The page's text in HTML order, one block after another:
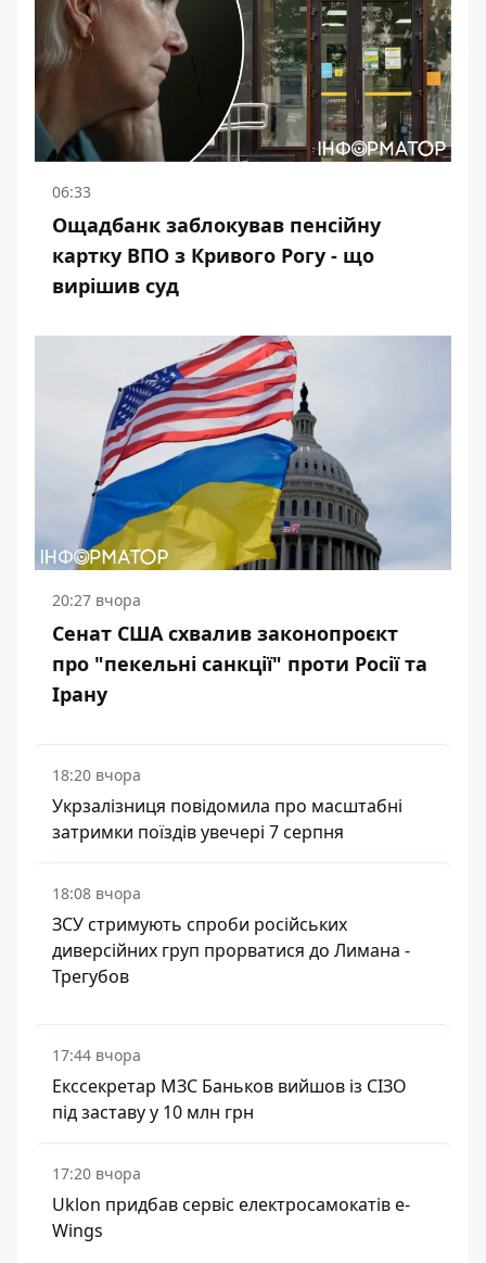
06:33
Ощадбанк заблокував пенсійну
картку ВПО з Кривого Рогу - що
вирішив суд
20:27 вчора
Сенат США схвалив законопроєкт
про "пекельні санкції" проти Росії та
Ірану
18:20 вчора
Укрзалізниця повідомила про масштабні
затримки поїздів увечері 7 серпня
18:08 вчора
ЗСУ стримують спроби російських
диверсійних груп прорватися до Лимана -
Трегубов
17:44 вчора
Екссекретар МЗС Баньков вийшов із СІЗО
під заставу у 10 млн грн
17:20 вчора
Uklon придбав сервіс електросамокатів e-
Wings